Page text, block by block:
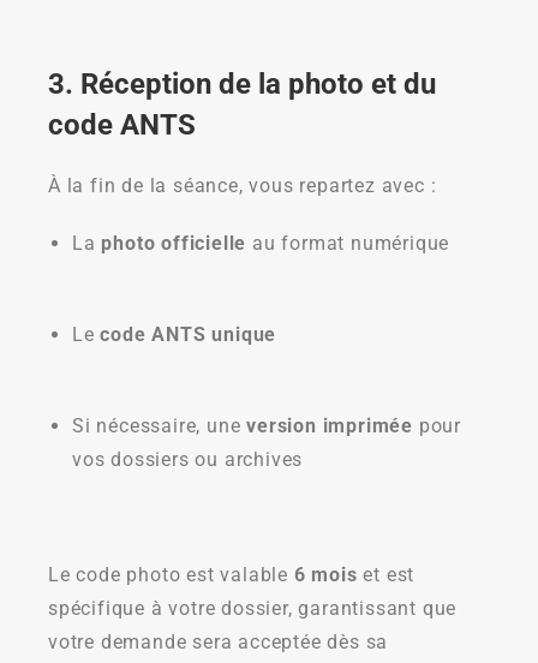
3. Réception de la photo et du
code ANTS
À la fin de la séance, vous repartez avec :
La photo officielle au format numérique
Lecode ANTS unique
Si nécessaire, uneversion imprimée pour
vos dossiers ou archives
Le code photo est valable 6 mois et est
spécifique à votre dossier, garantissant que
votre demande sera acceptée dès sa